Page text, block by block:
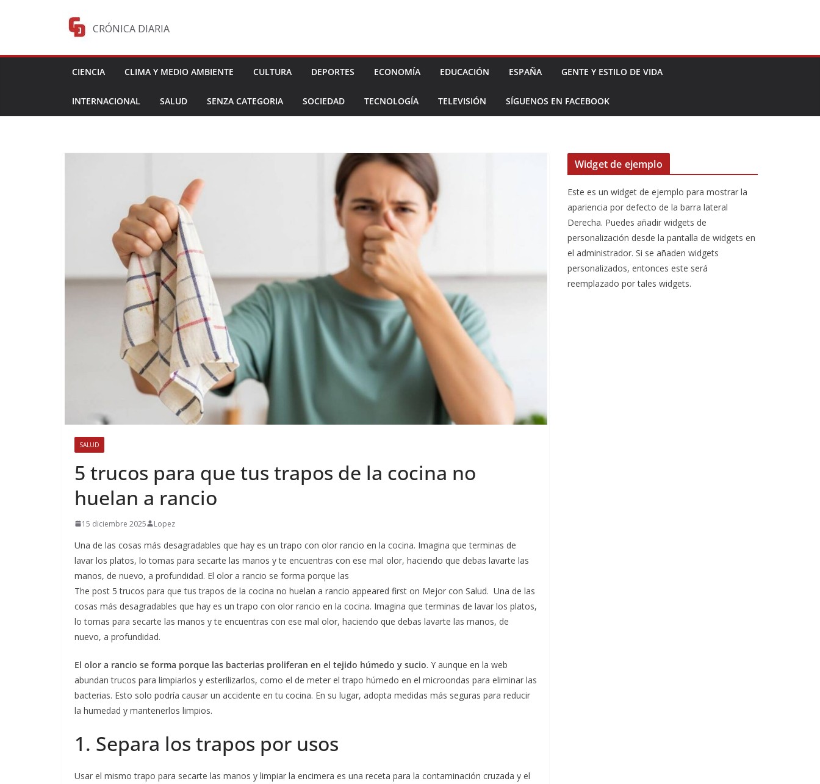
CRÓNICA DIARIA
CIENCIA CLIMA Y MEDIO AMBIENTE CULTURA DEPORTES ECONOMÍA EDUCACIÓN ESPAÑA GENTE Y ESTILO DE VIDA
INTERNACIONAL SALUD SENZA CATEGORIA SOCIEDAD TECNOLOGÍA TELEVISIÓN SÍGUENOS EN FACEBOOK
SALUD
5 trucos para que tus trapos de la cocina no
huelan a rancio
15 diciembre 2025 Lopez
Una de las cosas más desagradables que hay es un trapo con olor rancio en la cocina. Imagina que terminas de
lavar los platos, lo tomas para secarte las manos y te encuentras con ese mal olor, haciendo que debas lavarte las
manos, de nuevo, a profundidad. El olor a rancio se forma porque las
The post 5 trucos para que tus trapos de la cocina no huelan a rancio appeared first on Mejor con Salud. Una de las
cosas más desagradables que hay es un trapo con olor rancio en la cocina. Imagina que terminas de lavar los platos,
lo tomas para secarte las manos y te encuentras con ese mal olor, haciendo que debas lavarte las manos, de
nuevo, a profundidad.
El olor a rancio se forma porque las bacterias proliferan en el tejido húmedo y sucio. Y aunque en la web
abundan trucos para limpiarlos y esterilizarlos, como el de meter el trapo húmedo en el microondas para eliminar las
bacterias. Esto solo podría causar un accidente en tu cocina. En su lugar, adopta medidas más seguras para reducir
la humedad y mantenerlos limpios.
1. Separa los trapos por usos
Usar el mismo trapo para secarte las manos y limpiar la encimera es una receta para la contaminación cruzada y el
Widget de ejemplo
Este es un widget de ejemplo para mostrar la
apariencia por defecto de la barra lateral
Derecha. Puedes añadir widgets de
personalización desde la pantalla de widgets en
el administrador. Si se añaden widgets
personalizados, entonces este será
reemplazado por tales widgets.